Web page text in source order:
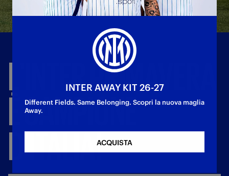
L'INTERPRIMAVERA
È CAMPIONE
D'ITALIA!
INTER AWAY KIT 26-27
Different Fields. Same Belonging. Scopri la nuova maglia
Away.
ACQUISTA